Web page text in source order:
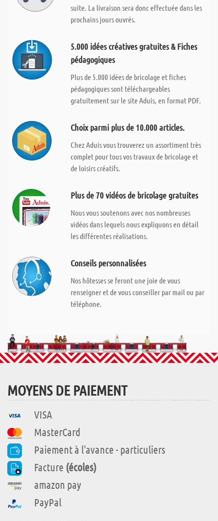
suite. La livraison sera donc effectuée dans les
prochains jours ouvrés.
5.000 idées créatives gratuites & Fiches
pédagogiques
Plus de 5.000 idées de bricolage et fiches
pédagogiques sont téléchargeables
gratuitement sur le site Aduis, en format PDF.
Choix parmi plus de 10.000 articles.
Chez Aduis vous trouverez un assortiment très
complet pour tous vos travaux de bricolage et
de loisirs créatifs.
Plus de 70 vidéos de bricolage gratuites
Nous vous soutenons avec nos nombreuses
vidéos dans lequels nous expliquons en détail
les différentes réalisations.
Conseils personnalisées
Nos hôtesses se feront une joie de vous
renseigner et de vous conseiller par mail ou par
téléphone.
MOYENS DE PAIEMENT
VISA
MasterCard
Paiement à l'avance - particuliers
Facture (écoles)
amazon pay
PayPal